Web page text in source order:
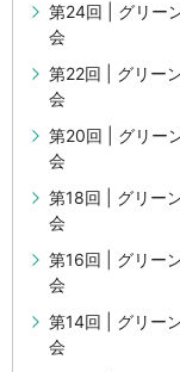
第24回 | グリー
会
第22回 | グリー
会
第20回 | グリー
会
第18回 | グリー
会
第16回 | グリー
会
第14回 | グリー
会